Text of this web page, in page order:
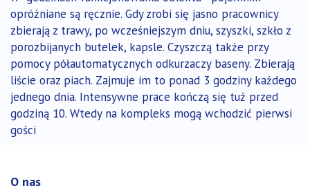
opróżniane są ręcznie. Gdy zrobi się jasno pracownicy
zbierają z trawy, po wcześniejszym dniu, szyszki, szkło z
porozbijanych butelek, kapsle. Czyszczą także przy
pomocy półautomatycznych odkurzaczy baseny. Zbierają
liście oraz piach. Zajmuje im to ponad 3 godziny każdego
jednego dnia. Intensywne prace kończą się tuż przed
godziną 10. Wtedy na kompleks mogą wchodzić pierwsi
gości
O nas